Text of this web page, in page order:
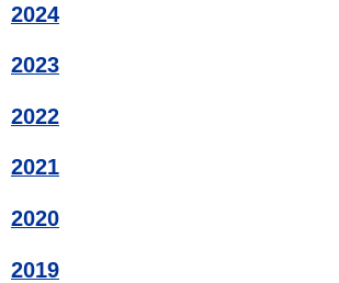
2024
2023
2022
2021
2020
2019